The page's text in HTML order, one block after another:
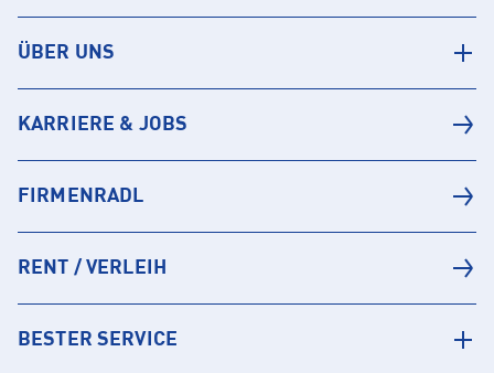
ÜBER UNS
KARRIERE & JOBS
FIRMENRADL
RENT / VERLEIH
BESTER SERVICE